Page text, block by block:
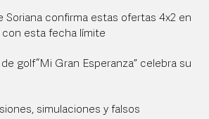
Soriana confirma estas ofertas 4x2 en
esta fecha límite
golf “Mi Gran Esperanza” celebra su
simulaciones y falsos